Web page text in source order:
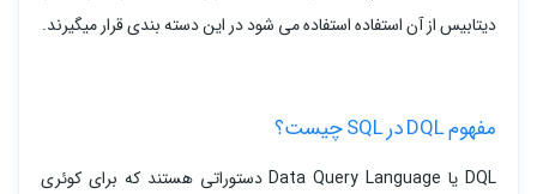
دیتابیس از آن استفاده استفاده می شود در این دسته بندی قرار میگیرند.
مفهوم DQL در SQL چیست؟
DQL یا Data Query Language دستوراتی هستند که برای کوئری